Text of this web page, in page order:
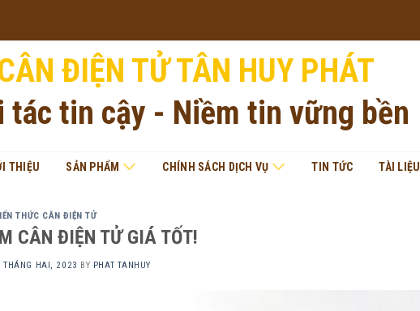
ĐIỆN TỬ TÂN HUY PHÁT
tác tin cậy - Niềm tin vững bền
THIỆU SẢN PHẨM CHÍNH SÁCH DỊCH VỤ TIN TỨC TÀI LIỆU
THỨC CÂN ĐIỆN TỬ
CÂN ĐIỆN TỬ GIÁ TỐT!
THÁNG HAI, 2023 BY PHAT TANHUY